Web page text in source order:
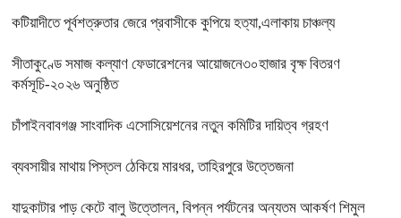
কটিয়াদীতে পূর্বশত্রুতার জেরে প্রবাসীকে কুপিয়ে হত্যা,এলাকায় চাঞ্চল্য
সীতাকুণ্ডে সমাজ কল্যাণ ফেডারেশনের আয়োজনে৩০হাজার বৃক্ষ বিতরণ
কর্মসূচি-২০২৬ অনুষ্ঠিত
চাঁপাইনবাবগঞ্জ সাংবাদিক এসোসিয়েশনের নতুন কমিটির দায়িত্ব গ্রহণ
ব্যবসায়ীর মাথায় পিস্তল ঠেকিয়ে মারধর, তাহিরপুরে উত্তেজনা
যাদুকাটার পাড় কেটে বালু উত্তোলন, বিপন্ন পর্যটনের অন্যতম আকর্ষণ শিমুল